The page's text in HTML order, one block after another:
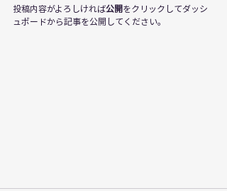
投稿内容がよろしければ公開をクリックしてダッシ
ュボードから記事を公開してください。